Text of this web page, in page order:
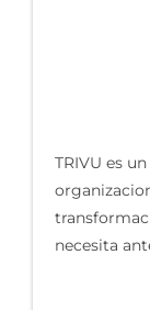
TRIVU es
necesita